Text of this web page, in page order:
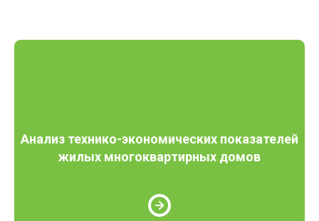
Анализ технико-экономических показателей
жилых многоквартирных домов